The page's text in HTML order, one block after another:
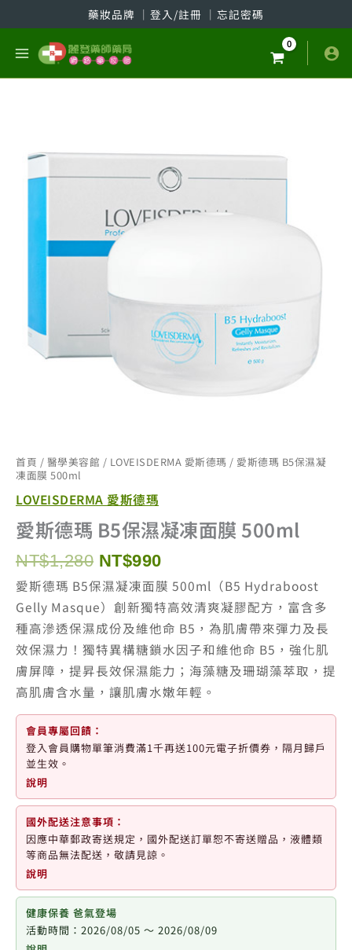
至
藥妝品牌 │ 登入/註冊 │ 忘記密碼
首頁 / 醫學美容館 / LOVEISDERMA 愛斯德瑪 / 愛斯德瑪 B5保濕凝
凍面膜 500ml
LOVEISDERMA 愛斯德瑪
愛斯德瑪 B5保濕凝凍面膜 500ml
NT$1,280 原
始
價
格：
NT$1,280。
NT$990目
前
價
格：
NT$990。
愛斯德瑪 B5保濕凝凍面膜 500ml（B5 Hydraboost
Gelly Masque）創新獨特高效清爽凝膠配方，富含多
種高滲透保濕成份及維他命 B5，為肌膚帶來彈力及長
效保濕力！獨特異構糖鎖水因子和維他命 B5，強化肌
膚屏障，提昇長效保濕能力；海藻糖及珊瑚藻萃取，提
高肌膚含水量，讓肌膚水嫩年輕。
會員專屬回饋：
登入會員購物單筆消費滿1千再送100元電子折價券，隔月歸戶
並生效。
說明
國外配送注意事項：
因應中華郵政寄送規定，國外配送訂單恕不寄送贈品，液體類
等商品無法配送，敬請見諒。
說明
健康保養 爸氣登場
活動時間：2026/08/05 ～ 2026/08/09